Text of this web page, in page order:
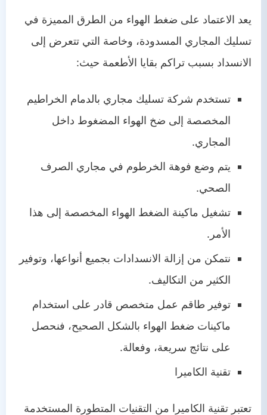
يعد الاعتماد على ضغط الهواء من الطرق المميزة في
تسليك المجاري المسدودة، وخاصة التي تتعرض إلى
الانسداد بسبب تراكم بقايا الأطعمة حيث:
تستخدم شركة تسليك مجاري بالدمام الخراطيم
المخصصة إلى ضخ الهواء المضغوط داخل
المجاري.
يتم وضع فوهة الخرطوم في مجاري الصرف
الصحي.
تشغيل ماكينة الضغط الهواء المخصصة إلى هذا
الأمر.
نتمكن من إزالة الانسدادات بجميع أنواعها، وتوفير
الكثير من التكاليف.
توفير طاقم عمل متخصص قادر على استخدام
ماكينات ضغط الهواء بالشكل الصحيح، فنحصل
على نتائج سريعة، وفعالة.
تقنية الكاميرا
تعتبر تقنية الكاميرا من التقنيات المتطورة المستخدمة